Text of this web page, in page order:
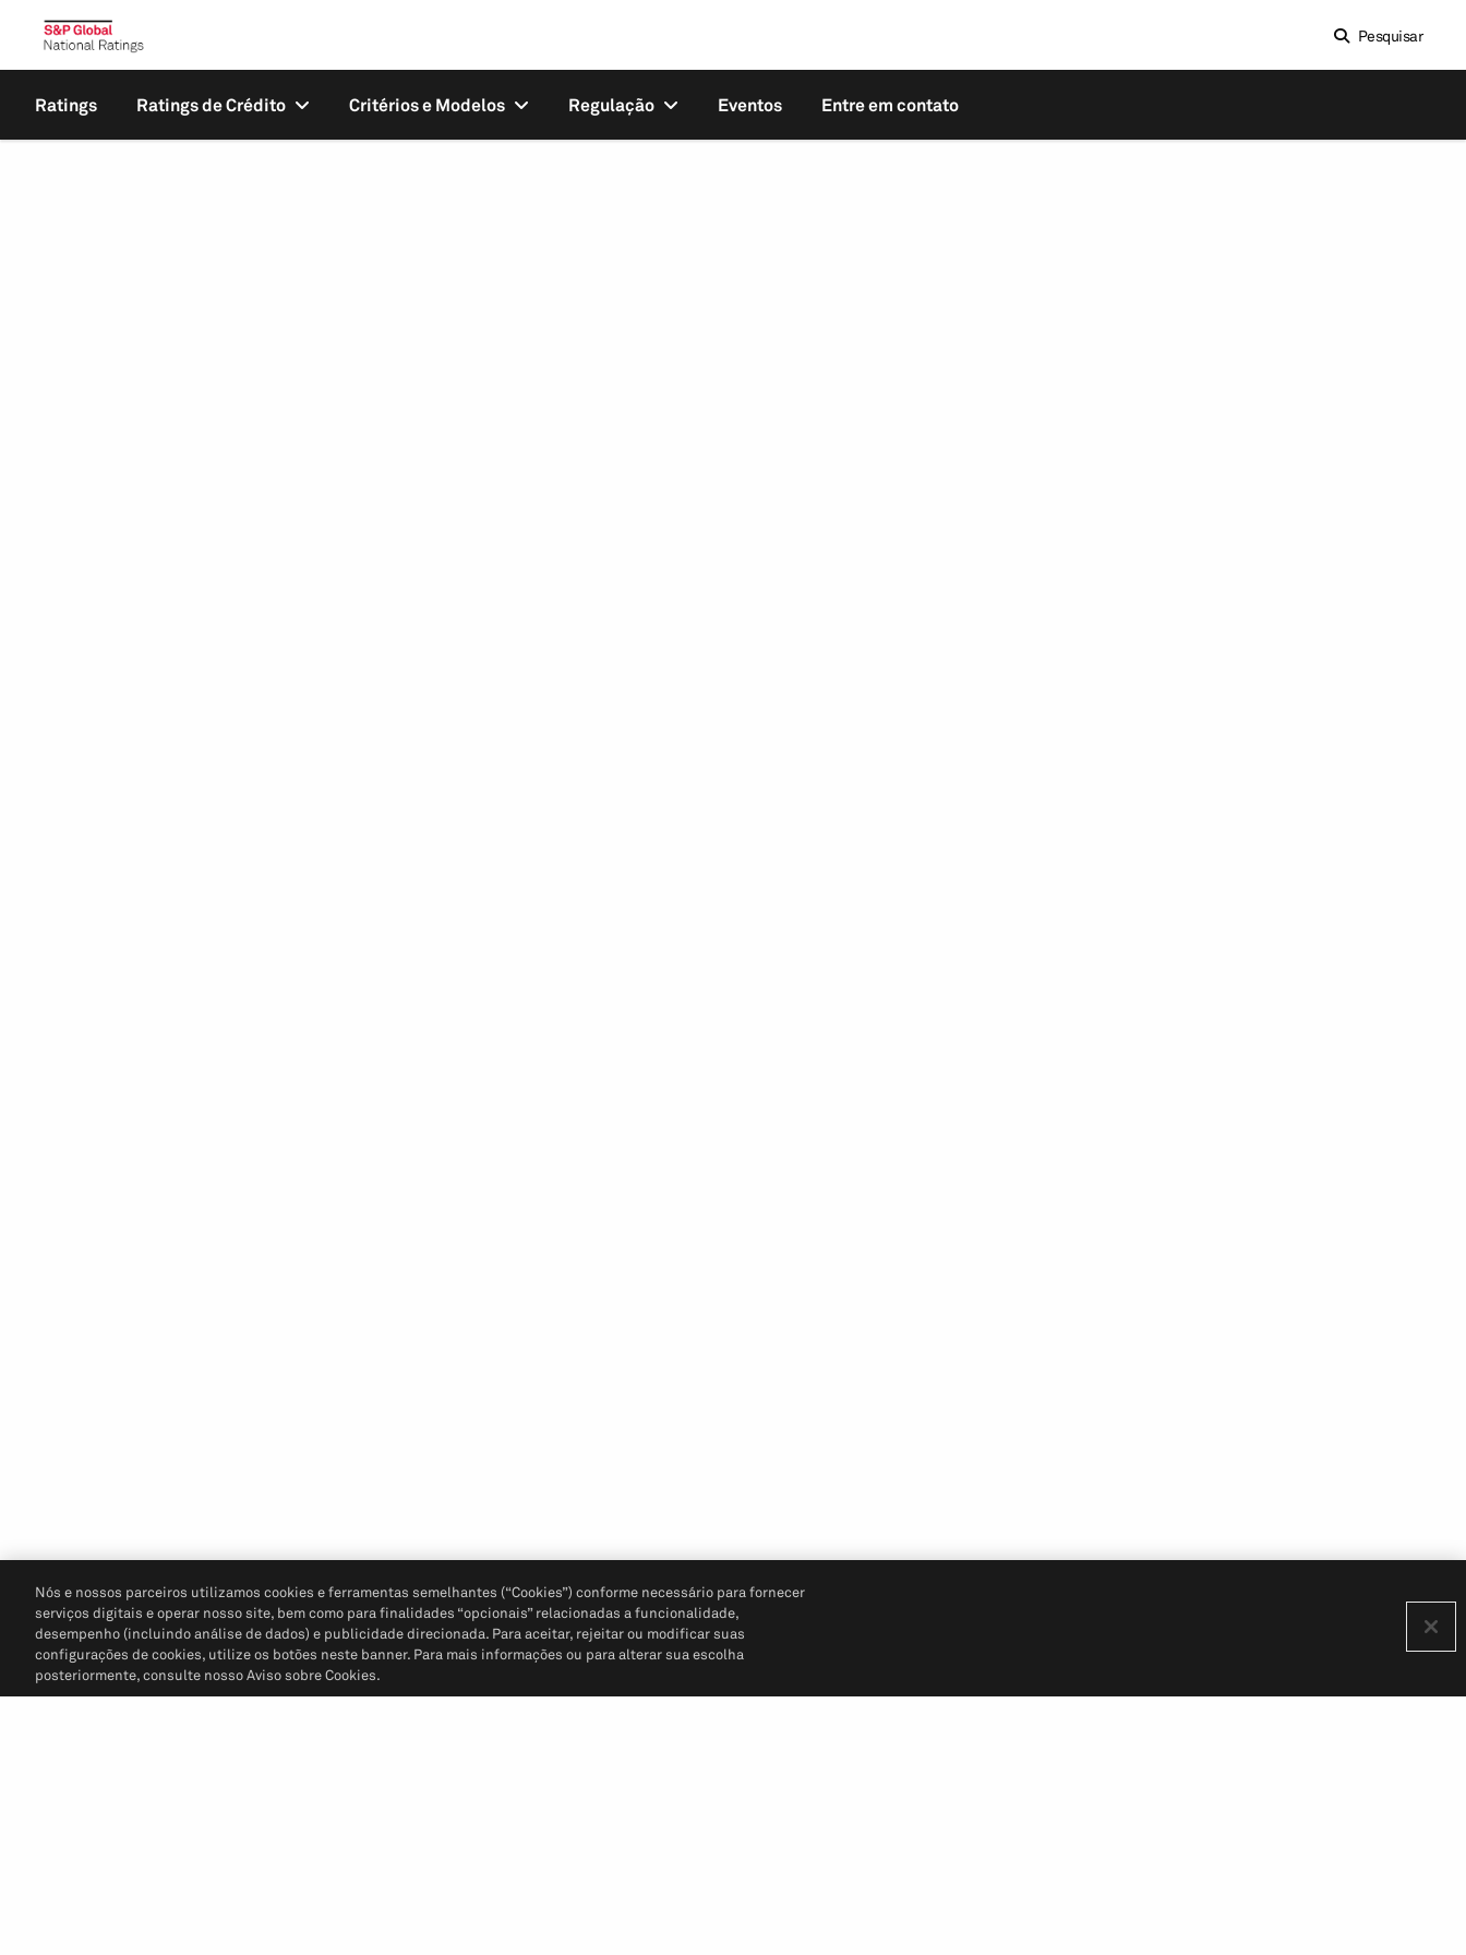
Pesquisar
Ratings Ratings de Crédito Critérios e Modelos Regulação Eventos Entre em contato
Nós e nossos parceiros utilizamos cookies e ferramentas semelhantes (“Cookies”) conforme necessário para fornecer
serviços digitais e operar nosso site, bem como para finalidades “opcionais” relacionadas a funcionalidade,
desempenho (incluindo análise de dados) e publicidade direcionada. Para aceitar, rejeitar ou modificar suas
configurações de cookies, utilize os botões neste banner. Para mais informações ou para alterar sua escolha
posteriormente, consulte nosso Aviso sobre Cookies.